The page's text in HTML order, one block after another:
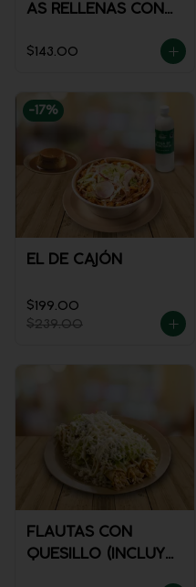
AS RELLENAS CON
$143.00
-17%
EL DE CAJÓN
$199.00
$239.00
FLAUTAS CON
QUESILLO (INCLUYE